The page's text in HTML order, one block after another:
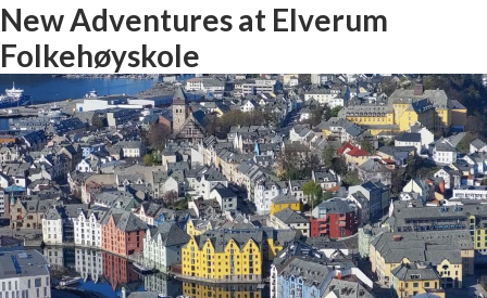
New Adventures at Elverum
Folkehøyskole